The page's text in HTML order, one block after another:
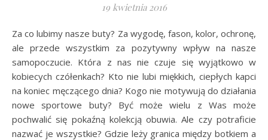
19 kwietnia 2016
Za co lubimy nasze buty? Za wygodę, fason, kolor, ochronę,
ale przede wszystkim za pozytywny wpływ na nasze
samopoczucie. Która z nas nie czuje się wyjątkowo w
kobiecych czółenkach? Kto nie lubi miękkich, ciepłych kapci
na koniec męczącego dnia? Kogo nie motywują do działania
nowe sportowe buty? Być może wielu z Was może
pochwalić się pokaźną kolekcją obuwia. Ale czy potraficie
nazwać je wszystkie? Gdzie leży granica między botkiem a